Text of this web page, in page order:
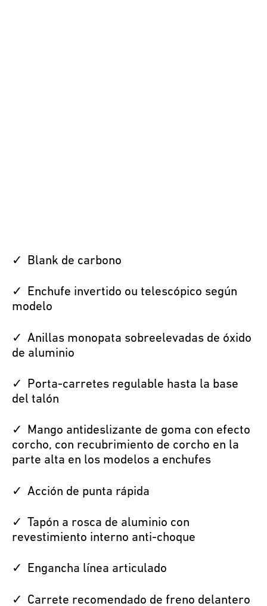
Blank de carbono
Enchufe invertido ou telescópico según
modelo
Anillas monopata sobreelevadas de óxido
de aluminio
Porta-carretes regulable hasta la base
del talón
Mango antideslizante de goma con efecto
corcho, con recubrimiento de corcho en la
parte alta en los modelos a enchufes
Acción de punta rápida
Tapón a rosca de aluminio con
revestimiento interno anti-choque
Engancha línea articulado
Carrete recomendado de freno delantero